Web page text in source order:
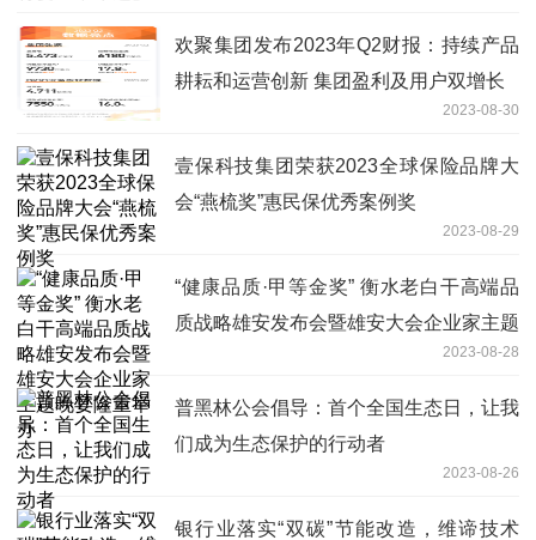
欢聚集团发布2023年Q2财报：持续产品
耕耘和运营创新 集团盈利及用户双增长
2023-08-30
壹保科技集团荣获2023全球保险品牌大
会“燕梳奖”惠民保优秀案例奖
2023-08-29
“健康品质·甲等金奖” 衡水老白干高端品
质战略雄安发布会暨雄安大会企业家主题
2023-08-28
普黑林公会倡导：首个全国生态日，让我
们成为生态保护的行动者
2023-08-26
银行业落实“双碳”节能改造，维谛技术